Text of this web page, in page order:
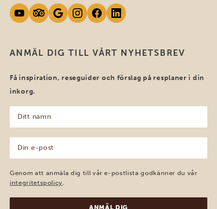
ANMÄL DIG TILL VÅRT NYHETSBREV
Få inspiration, reseguider och förslag på resplaner i din
inkorg.
namn
(Obligatoriskt)
post
(Obligatoriskt)
Genom att anmäla dig till vår e-postlista godkänner du vår
integritetspolicy